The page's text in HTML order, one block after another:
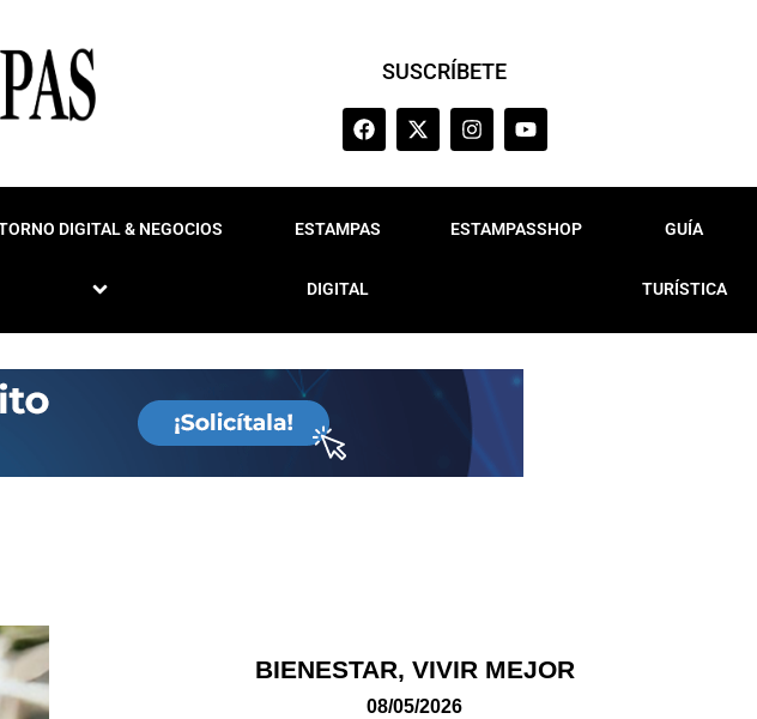
SUSCRÍBETE
DIGITAL & NEGOCIOS ESTAMPAS
DIGITAL
ESTAMPASSHOP GUÍA
TURÍSTICA
BIENESTAR, VIVIR MEJOR
08/05/2026